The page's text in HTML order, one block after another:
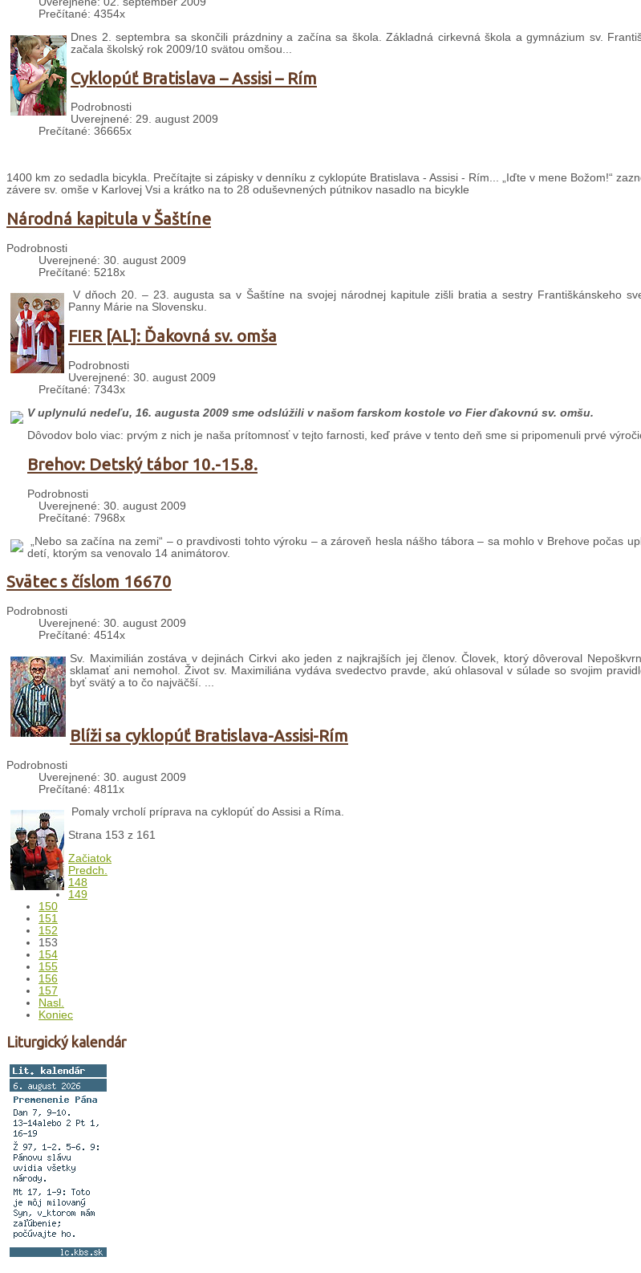
Prečítané: 4354x
Dnes 2. septembra sa skončili prázdniny a začína sa škola. Základná cirkevná škola a gymnázium sv.
začala školský rok 2009/10 svätou omšou...
Cyklopúť Bratislava – Assisi – Rím
Podrobnosti
Uverejnené: 29. august 2009
Prečítané: 36665x
1400 km zo sedadla bicykla. Prečítajte si zápisky v denníku z cyklopúte Bratislava - Assisi - Rím... „Iďte v mene Božom!“
závere sv. omše v Karlovej Vsi a krátko na to 28 oduševnených pútnikov nasadlo na bicykle
Národná kapitula v Šaštíne
Podrobnosti
Uverejnené: 30. august 2009
Prečítané: 5218x
V dňoch 20. – 23. augusta sa v Šaštíne na svojej národnej kapitule zišli bratia a sestry Františkánskeho
Panny Márie na Slovensku.
FIER [AL]: Ďakovná sv. omša
Podrobnosti
Uverejnené: 30. august 2009
Prečítané: 7343x
V uplynulú nedeľu, 16. augusta 2009 sme odslúžili v našom farskom kostole vo Fier ďakovnú sv. omšu.
Dôvodov bolo viac: prvým z nich je naša prítomnosť v tejto farnosti, keď práve v tento deň sme si pripomenuli prvé
Brehov: Detský tábor 10.-15.8.
Podrobnosti
Uverejnené: 30. august 2009
Prečítané: 7968x
„Nebo sa začína na zemi“ – o pravdivosti tohto výroku – a zároveň hesla nášho tábora – sa mohlo v Brehove počas
detí, ktorým sa venovalo 14 animátorov.
Svätec s číslom 16670
Podrobnosti
Uverejnené: 30. august 2009
Prečítané: 4514x
Sv. Maximilián zostáva v dejinách Cirkvi ako jeden z najkrajších jej členov. Človek, ktorý dôveroval
sklamať ani nemohol. Život sv. Maximiliána vydáva svedectvo pravde, akú ohlasoval v súlade so svojim
byť svätý a to čo najväčší. ...
Blíži sa cyklopúť Bratislava-Assisi-Rím
Podrobnosti
Uverejnené: 30. august 2009
Prečítané: 4811x
Pomaly vrcholí príprava na cyklopúť do Assisi a Ríma.
Strana 153 z 161
Začiatok
Predch.
148
149
150
151
152
153
154
155
156
157
Nasl.
Koniec
Liturgický kalendár